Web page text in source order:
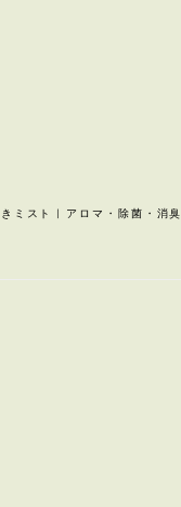
ミスト | アロマ・除菌・消臭